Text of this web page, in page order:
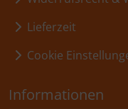
Lieferzeit
Cookie
Informationen